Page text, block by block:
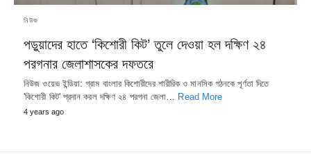
নিউজ
পড়ুয়াদের হাতে ‘কিশোরী কিট’ তুলে দেওয়া হল দক্ষিণ ২৪
পরগনার জেলাশাসকের দফতরে
নিউজ ওয়েভ ইন্ডিয়া: গ্রাম বাংলার কিশোরীদের শারীরিক ও মানসিক গঠনকে পূর্ণতা দিতে
'কিশোরী কিট' প্রদান করল দক্ষিণ ২৪ পরগনা জেলা… Read More
4 years ago